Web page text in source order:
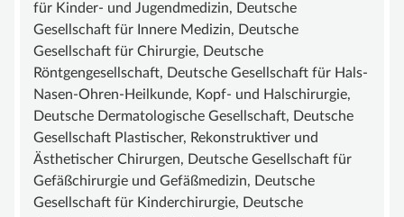
für Kinder- und Jugendmedizin, Deutsche
Gesellschaft für Innere Medizin, Deutsche
Gesellschaft für Chirurgie, Deutsche
Röntgengesellschaft, Deutsche Gesellschaft für Hals-
Nasen-Ohren-Heilkunde, Kopf- und Halschirurgie,
Deutsche Dermatologische Gesellschaft, Deutsche
Gesellschaft Plastischer, Rekonstruktiver und
Ästhetischer Chirurgen, Deutsche Gesellschaft für
Gefäßchirurgie und Gefäßmedizin, Deutsche
Gesellschaft für Kinderchirurgie, Deutsche